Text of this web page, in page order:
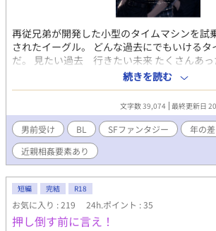
再従兄弟が開発した小型のタイムマシンを試
されたイーグル。 どんな過去にでもいけるタ
だ。 見たい過去 行きたい未来 たくさんあっ
ひとつだった。 会いたい人がいたんだ。 人
ューン 182cm 75kg 29歳 金髪、碧眼。 すら
で甘いマスク。 適当な性格と天然な言動。
長。 何年か前までは宇宙の傭兵までは属して
えられた肉体をもっている。 ■ジム 180cm
目で少しひねくれた性格。 逞しいとまではい
肉をつけている。 職業不明 マフィアを相手に
能力と、何故か良いマンションに住んでいる
イラストをAI修正加工
続きを読む
文字数 39,074 最終更新日
男前受け BL SFファンタジー
年の差
近親相姦要素あり
短編 完結 R18
お気に入り : 219 24h.ポイント : 35
押し倒す前に言え！